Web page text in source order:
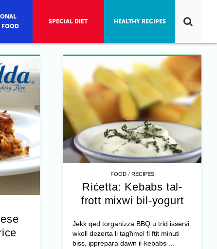
FOOD /RECIPES
Riċetta: Kebabs tal-
frott mixwi bil-yogurt
Jekk qed torganizza BBQ u trid isservi
wkoll deżerta li tagħmel fi ftit minuti
biss, ipprepara dawn il-kebabs ...
FOOD
SPECIAL DIET HEALTHY RECIPES